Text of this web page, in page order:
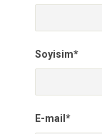
Soyisim*
E-mail*